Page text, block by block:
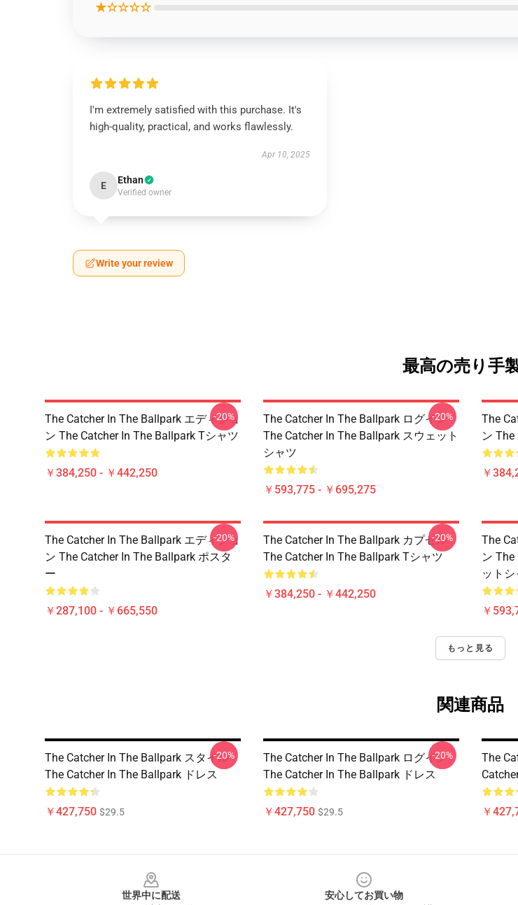
★☆☆☆☆
I'm extremely satisfied with this purchase. It's
high-quality, practical, and works flawlessly.
Apr 10, 2025
E Ethan
Verified owner
Write your review
最高の売り手
The Catcher In The Ballpark エディショ
ン The Catcher In The Ballpark Tシャツ
￥384,250 - ￥442,250
-20%
The Catcher In The Ballpark ログイン
The Catcher In The Ballpark スウェット
シャツ
￥593,775 - ￥695,275
-20%
The
ン
￥
The Catcher In The Ballpark エディショ
ン The Catcher In The Ballpark ポスタ
ー
￥287,100 - ￥665,550
-20%
The Catcher In The Ballpark カプセル
The Catcher In The Ballpark Tシャツ
￥384,250 - ￥442,250
-20%
The
ン
ットシ
￥
もっと見る
関連商品
The Catcher In The Ballpark スタイル
The Catcher In The Ballpark ドレス
￥427,750 $29.5
-20%
The Catcher In The Ballpark ログイン
The Catcher In The Ballpark ドレス
￥427,750 $29.5
-20%
The
￥
世界中に配送
安心してお買い物